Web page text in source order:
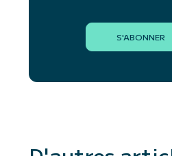
S'ABONNER